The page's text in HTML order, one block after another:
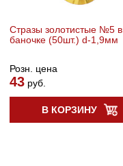
Стразы золотистые №5 в
баночке (50шт.) d-1,9мм
Розн. цена
43руб.
В КОРЗИНУ